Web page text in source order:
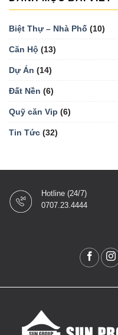
Biệt Thự – Nhà Phố (10)
Căn Hộ (13)
Dự Án (14)
Đất Nền (6)
Quỹ căn Vip (6)
Tin Tức (32)
Hotline (24/7)
0707.23.4444